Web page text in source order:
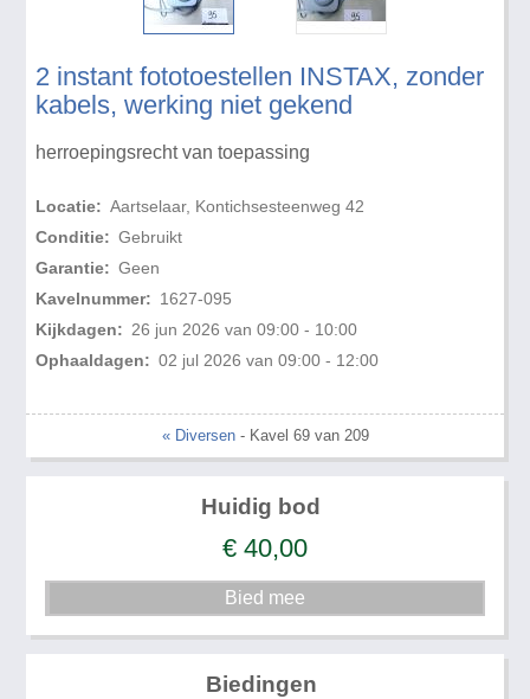
2 instant fototoestellen INSTAX, zonder
kabels, werking niet gekend
herroepingsrecht van toepassing
Locatie: Aartselaar, Kontichsesteenweg 42
Conditie: Gebruikt
Garantie: Geen
Kavelnummer: 1627-095
Kijkdagen: 26 jun 2026 van 09:00 - 10:00
Ophaaldagen: 02 jul 2026 van 09:00 - 12:00
« Diversen- Kavel 69 van 209
Huidig bod
€ 40,00
Biedingen